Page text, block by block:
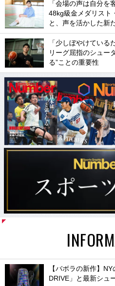
「会場の声は自分を
48kg級金メダリスト
と、声を活かした新
「少しぼやけている
リーグ屈指のシュー
る”ことの重要性
【バボラの新作】
DRIVE」と最新シュ